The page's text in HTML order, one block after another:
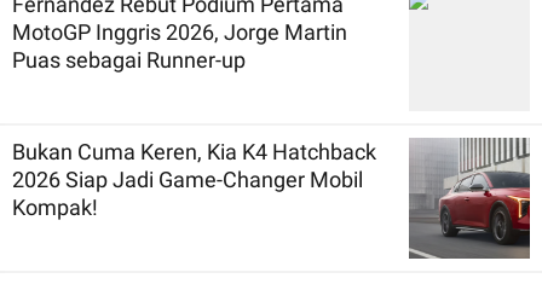
MotoGP Inggris 2026, Jorge Martin
Puas sebagai Runner-up
Bukan Cuma Keren, Kia K4 Hatchback
2026 Siap Jadi Game-Changer Mobil
Kompak!